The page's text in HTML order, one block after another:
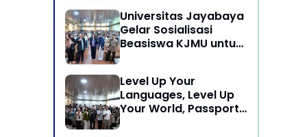
Subang, Jawa Barat
Undang Advokat di
Era Globalisasi
Universitas Jayabaya
Gelar Sosialisasi
Beasiswa KJMU untuk
Level Up Your
Languages, Level Up
Your World, Passport